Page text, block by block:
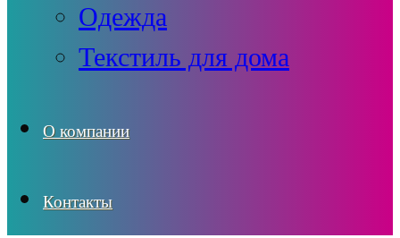
Одежда
Текстиль для дома
О компании
Контакты